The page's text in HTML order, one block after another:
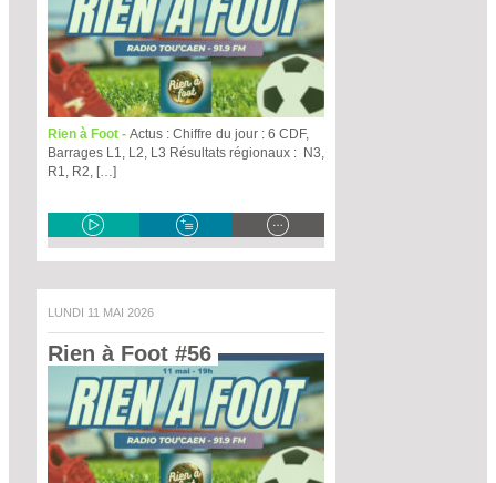
Rien à Foot - Actus : Chiffre du jour : 6 CDF,
Barrages L1, L2, L3 Résultats régionaux : N3,
R1, R2, […]
LUNDI 11 MAI 2026
Rien à Foot #56